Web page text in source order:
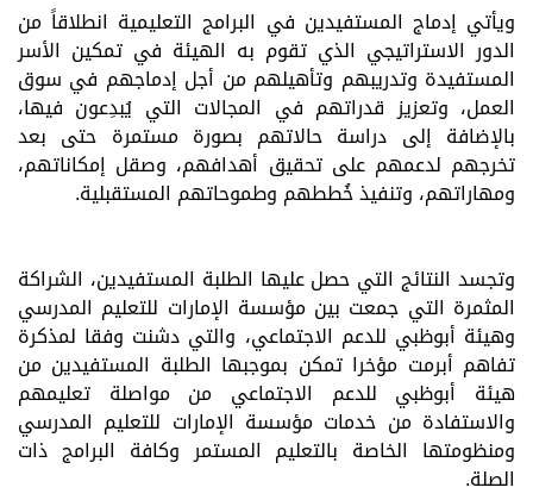
ويأتي إدماج المستفيدين في البرامج التعليمية انطلاقاً من
الدور الاستراتيجي الذي تقوم به الهيئة في تمكين الأسر
المستفيدة وتدريبهم وتأهيلهم من أجل إدماجهم في سوق
العمل، وتعزيز قدراتهم في المجالات التي يُبدِعون فيها،
بالإضافة إلى دراسة حالاتهم بصورة مستمرة حتى بعد
تخرجهم لدعمهم على تحقيق أهدافهم، وصقل إمكاناتهم،
ومهاراتهم، وتنفيذ خُططهم وطموحاتهم المستقبلية.
وتجسد النتائج التي حصل عليها الطلبة المستفيدين، الشراكة
المثمرة التي جمعت بين مؤسسة الإمارات للتعليم المدرسي
وهيئة أبوظبي للدعم الاجتماعي، والتي دشنت وفقا لمذكرة
تفاهم أبرمت مؤخرا تمكن بموجبها الطلبة المستفيدين من
هيئة أبوظبي للدعم الاجتماعي من مواصلة تعليمهم
والاستفادة من خدمات مؤسسة الإمارات للتعليم المدرسي
ومنظومتها الخاصة بالتعليم المستمر وكافة البرامج ذات
الصلة.